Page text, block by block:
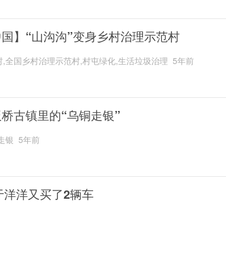
国】“山沟沟”变身乡村治理示范村
全国乡村治理示范村,村屯绿化,生活垃圾治理 5年前
古镇里的“乌铜走银”
银 5年前
洋又买了2辆车